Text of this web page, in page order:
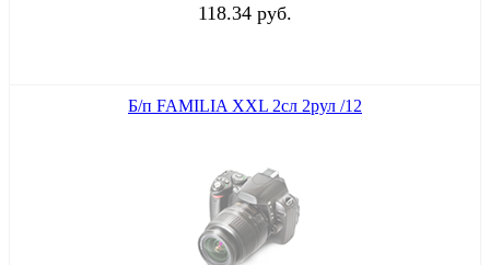
118.34 руб.
Б/п FAMILIA XXL 2сл 2рул /12